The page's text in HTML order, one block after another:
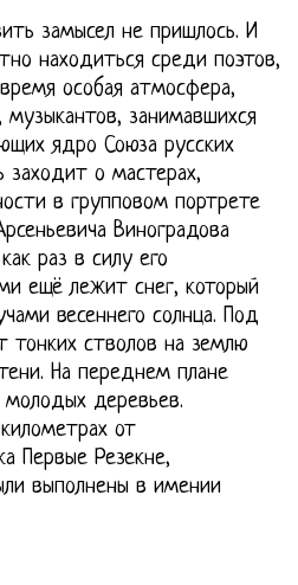
замысел не пришлось. И
находиться среди поэтов,
особая атмосфера,
занимавшихся
ядро Союза русских
заходит о мастерах,
в групповом портрете
Виноградова
раз в силу его
ещё лежит снег, который
весеннего солнца. Под
тонких стволов на землю
На переднем плане
молодых деревьев.
от
Первые Резекне,
выполнены в имении